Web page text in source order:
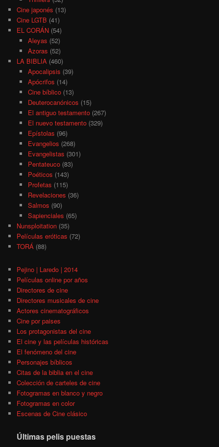
Cine japonés (13)
Cine LGTB (41)
EL CORÁN (54)
Aleyas (52)
Azoras (52)
LA BIBLIA (460)
Apocalipsis (39)
Apócrifos (14)
Cine bíblico(13)
Deuterocanónicos (15)
El antiguo testamento(267)
El nuevo testamento(329)
Epístolas (96)
Evangelios (268)
Evangelistas (301)
Pentateuco(83)
Poéticos (143)
Profetas (115)
Revelaciones (36)
Salmos (90)
Sapienciales (65)
Nunsploitation (35)
Películas eróticas (72)
TORÁ (88)
Pejino | Laredo | 2014
Películas online por años
Directores de cine
Directores musicales de cine
Actores cinematográficos
Cine por paises
Los protagonistas del cine
El cine y las películas históricas
El fenómeno del cine
Personajes bíblicos
Citas de la biblia en el cine
Colección de carteles de cine
Fotogramas en blanco y negro
Fotogramas en color
Escenas de Cine clásico
Últimas pelis puestas